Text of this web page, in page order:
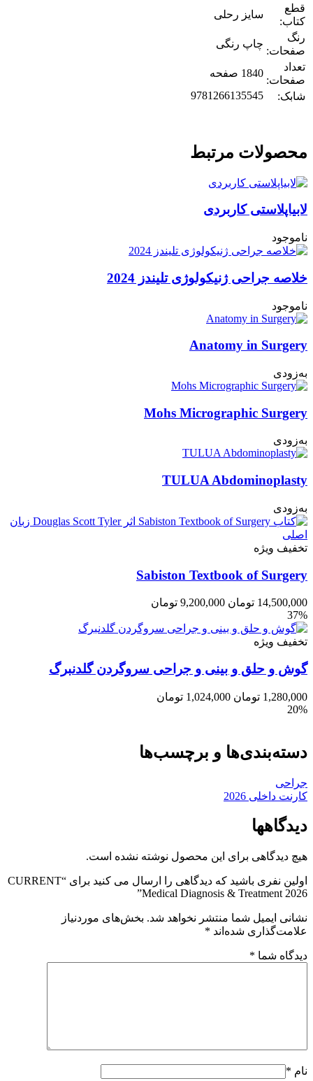
قطع
کتاب:
سایز رحلی
رنگ
صفحات:
چاپ رنگی
تعداد
صفحات:
1840 صفحه
شابک:
9781266135545
محصولات مرتبط
لابیاپلاستی کاربردی
ناموجود
خلاصه جراحی ژنیکولوژی تلیندز 2024
ناموجود
Anatomy in Surgery
به‌زودی
Mohs Micrographic Surgery
به‌زودی
TULUA Abdominoplasty
به‌زودی
تخفیف ویژه
Sabiston Textbook of Surgery
14,500,000 تومان 9,200,000 تومان
37%
تخفیف ویژه
گوش و حلق و بینی و جراحی سروگردن گلدنبرگ
1,280,000 تومان 1,024,000 تومان
20%
دسته‌بندی‌ها و برچسب‌ها
جراحی
کارنت داخلی 2026
دیدگاهها
هیچ دیدگاهی برای این محصول نوشته نشده است.
اولین نفری باشید که دیدگاهی را ارسال می کنید برای “CURRENT
Medical Diagnosis & Treatment 2026”
نشانی ایمیل شما منتشر نخواهد شد. بخش‌های موردنیاز
علامت‌گذاری شده‌اند *
دیدگاه شما *
نام *